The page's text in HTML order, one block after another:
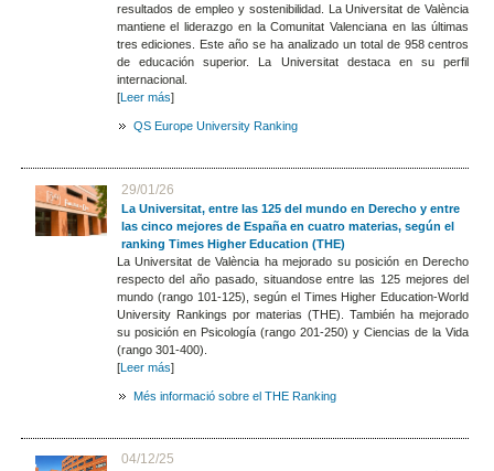
resultados de empleo y sostenibilidad. La Universitat de València
mantiene el liderazgo en la Comunitat Valenciana en las últimas
tres ediciones. Este año se ha analizado un total de 958 centros
de educación superior. La Universitat destaca en su perfil
internacional.
[Leer más]
QS Europe University Ranking
29/01/26
La Universitat, entre las 125 del mundo en Derecho y entre
las cinco mejores de España en cuatro materias, según el
ranking Times Higher Education (THE)
La Universitat de València ha mejorado su posición en Derecho
respecto del año pasado, situandose entre las 125 mejores del
mundo (rango 101-125), según el Times Higher Education-World
University Rankings por materias (THE). También ha mejorado
su posición en Psicología (rango 201-250) y Ciencias de la Vida
(rango 301-400).
[Leer más]
Més informació sobre el THE Ranking
04/12/25